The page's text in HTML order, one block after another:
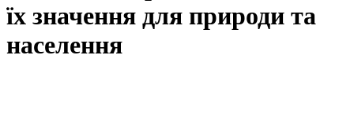
їх значення для природи та
населення